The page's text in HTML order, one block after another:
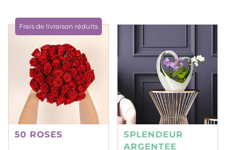
Frais de livraison réduits
50 ROSES
SPLENDEUR
ARGENTEE